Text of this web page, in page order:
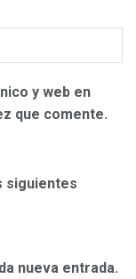
y web en
que comente.
siguientes
nueva entrada.